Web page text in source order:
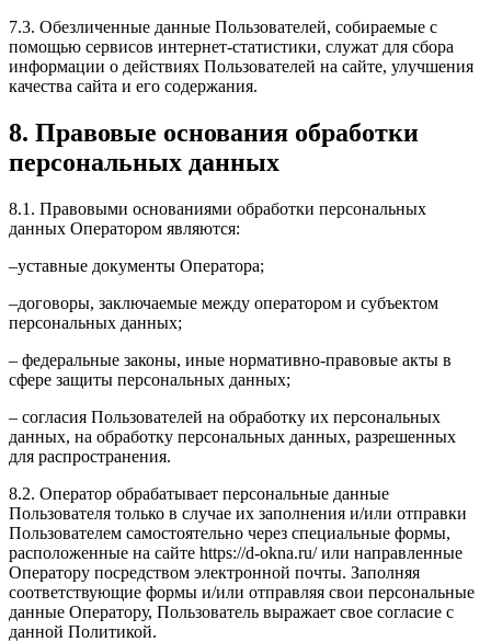
7.3. Обезличенные данные Пользователей, собираемые с
помощью сервисов интернет-статистики, служат для сбора
информации о действиях Пользователей на сайте, улучшения
качества сайта и его содержания.
8. Правовые основания обработки
персональных данных
8.1. Правовыми основаниями обработки персональных
данных Оператором являются:
–уставные документы Оператора;
–договоры, заключаемые между оператором и субъектом
персональных данных;
– федеральные законы, иные нормативно-правовые акты в
сфере защиты персональных данных;
– согласия Пользователей на обработку их персональных
данных, на обработку персональных данных, разрешенных
для распространения.
8.2. Оператор обрабатывает персональные данные
Пользователя только в случае их заполнения и/или отправки
Пользователем самостоятельно через специальные формы,
расположенные на сайте https://d-okna.ru/ или направленные
Оператору посредством электронной почты. Заполняя
соответствующие формы и/или отправляя свои персональные
данные Оператору, Пользователь выражает свое согласие с
данной Политикой.